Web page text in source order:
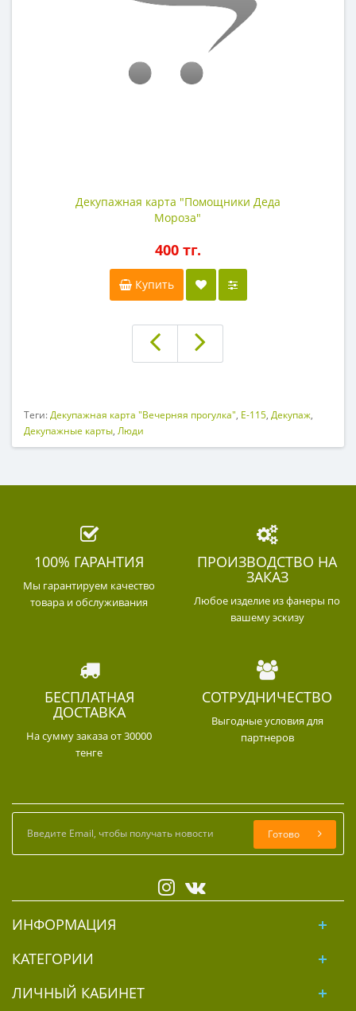
Декупажная карта "Помощники Деда
Мороза"
400 тг.
Купить
Теги:Декупажная карта "Вечерняя прогулка", E-115, Декупаж,
Декупажные карты, Люди
100% ГАРАНТИЯ
Мы гарантируем качество
товара и обслуживания
ПРОИЗВОДСТВО НА
ЗАКАЗ
Любое изделие из фанеры по
вашему эскизу
БЕСПЛАТНАЯ
ДОСТАВКА
На сумму заказа от 30000
тенге
СОТРУДНИЧЕСТВО
Выгодные условия для
партнеров
Готово
ИНФОРМАЦИЯ
КАТЕГОРИИ
ЛИЧНЫЙ КАБИНЕТ